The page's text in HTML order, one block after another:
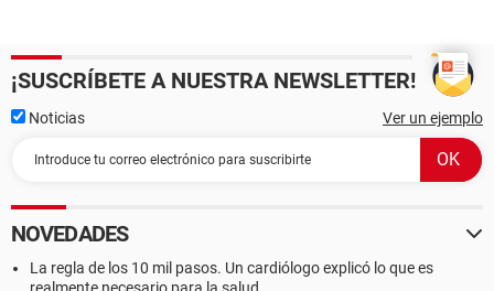
¡SUSCRÍBETE A NUESTRA NEWSLETTER!
Noticias Ver un ejemplo
NOVEDADES
La regla de los 10 mil pasos. Un cardiólogo explicó lo que es